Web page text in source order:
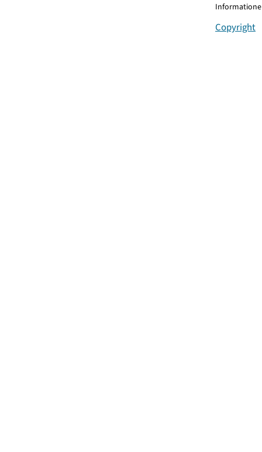
Copyright